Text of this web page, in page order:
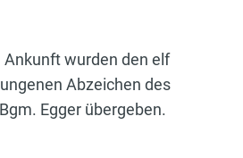
Ankunft wurden den elf
Abzeichen des
Egger übergeben.